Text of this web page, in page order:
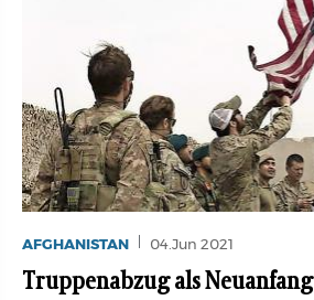
AFGHANISTAN 04.Jun 2021
Truppenabzug als Neuanfang